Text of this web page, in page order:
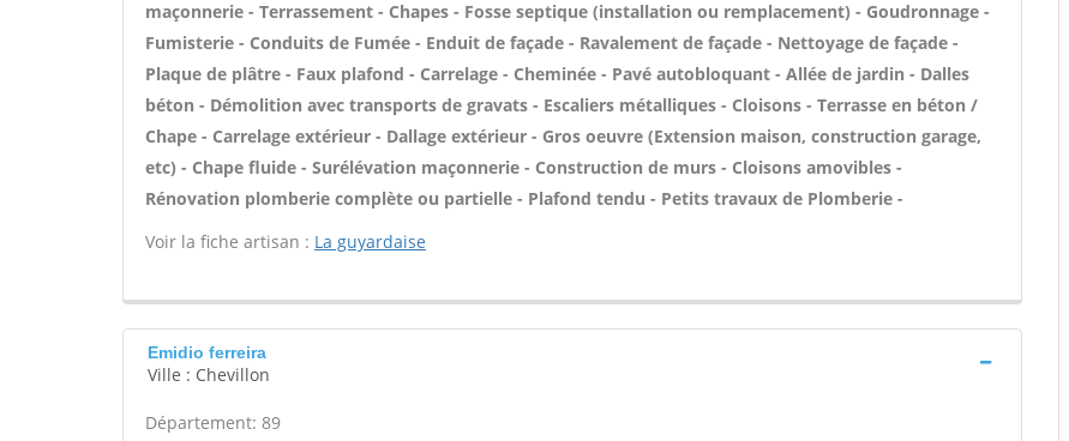
maçonnerie - Terrassement - Chapes - Fosse septique (installation ou remplacement) - Goudronnage -
Fumisterie - Conduits de Fumée - Enduit de façade - Ravalement de façade - Nettoyage de façade -
Plaque de plâtre - Faux plafond - Carrelage - Cheminée - Pavé autobloquant - Allée de jardin - Dalles
béton - Démolition avec transports de gravats - Escaliers métalliques - Cloisons - Terrasse en béton /
Chape - Carrelage extérieur - Dallage extérieur - Gros oeuvre (Extension maison, construction garage,
etc) - Chape fluide - Surélévation maçonnerie - Construction de murs - Cloisons amovibles -
Rénovation plomberie complète ou partielle - Plafond tendu - Petits travaux de Plomberie -
Voir la fiche artisan : La guyardaise
Emidio ferreira
Ville : Chevillon
Département: 89